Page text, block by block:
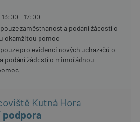
- 17:00
zaměstnanost a podání žádostí o
okamžitou pomoc
pro evidenci nových uchazečů o
podání žádostí o mimořádnou
Kutná Hora
podpora